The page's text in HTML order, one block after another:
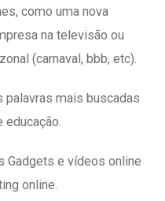
como uma nova
na televisão ou
(carnaval, bbb, etc).
palavras mais buscadas
educação.
Gadgets e vídeos online
online.